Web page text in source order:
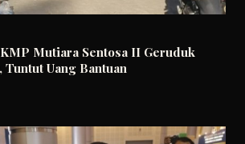
Mutiara Sentosa II Geruduk
Uang Bantuan